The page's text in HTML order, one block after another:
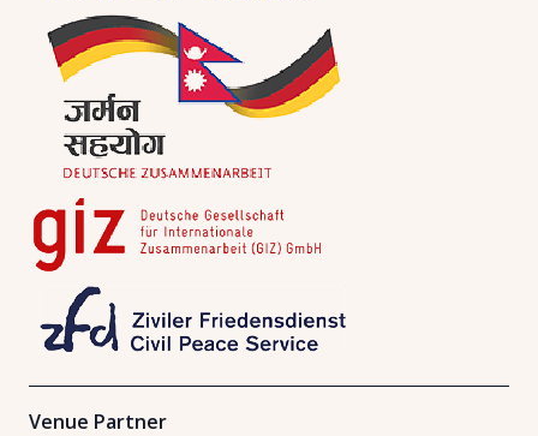
Venue Partner